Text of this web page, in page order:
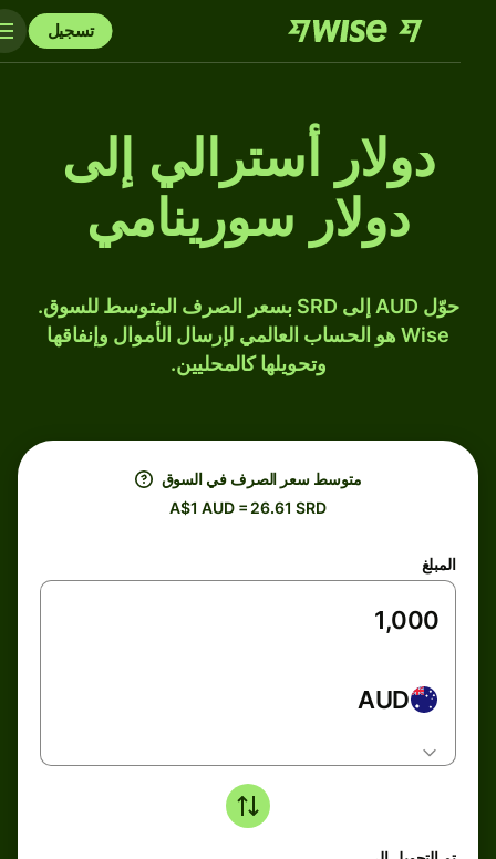
تسجيل
دولار أسترالي إلى
دولار سورينامي
حوّل AUD إلى SRD بسعر الصرف المتوسط للسوق.
Wise هو الحساب العالمي لإرسال الأموال وإنفاقها
وتحويلها كالمحليين.
متوسط ​​سعر الصرف في السوق
A$1 AUD = 26.61 SRD
المبلغ
AUD